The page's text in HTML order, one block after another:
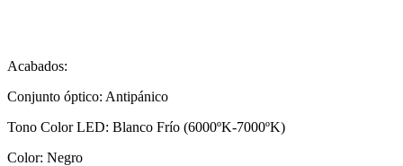
Acabados:
Conjunto óptico: Antipánico
Tono Color LED: Blanco Frío (6000ºK-7000ºK)
Color: Negro